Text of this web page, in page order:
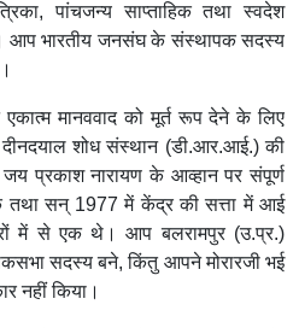
पांचजन्य साप्ताहिक तथा स्वदेश
आप भारतीय जनसंघ के संस्थापक सदस्य
एकात्म मानववाद को मूर्त रूप देने के लिए
शोध संस्थान (डी.आर.आई.) की
प्रकाश नारायण के आव्हान पर संपूर्ण
सन् 1977 में केंद्र की सत्ता में आई
में से एक थे। आप बलरामपुर (उ.प्र.)
सदस्य बने, किंतु आपने मोरारजी भई
नहीं किया।